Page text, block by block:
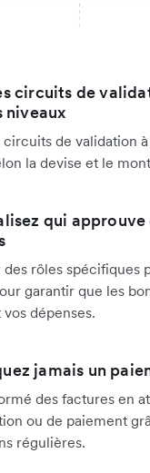
circuits de
niveaux
de validation
la devise et le
qui
des rôles spécifiques
garantir que les
dépenses.
jamais un
des factures en
ou de paiement
régulières.